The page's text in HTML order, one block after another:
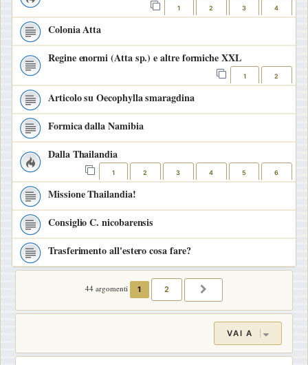
1 2 3 4
Colonia Atta
Regine enormi (Atta sp.) e altre formiche XXL
1 2
Articolo su Oecophylla smaragdina
Formica dalla Namibia
Dalla Thailandia
1 2 3 4 5 6
Missione Thailandia!
Consiglio C. nicobarensis
Trasferimento all'estero cosa fare?
44 argomenti 1 2
VAI A